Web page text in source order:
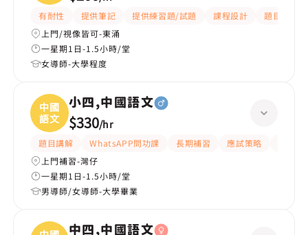
有耐性 提供筆記 提供練習題/試題 課程設計
題目講解
上門/視像皆可-東涌
一星期1日-1.5小時/堂
女導師-大學程度
中國
語文
小四,中國語文
$330/hr
題目講解 WhatsAPP問功課 長期補習 應試策略
上門補習-灣仔
一星期1日-1.5小時/堂
男導師/女導師-大學畢業
中四,中國語文